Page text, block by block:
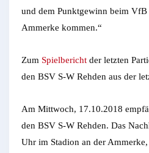
und dem Punktgewinn beim
Ammerke kommen.“
Zum Spielbericht der letzten
den BSV S-W Rehden aus der
Am Mittwoch, 17.10.2018
den BSV S-W Rehden. Das
Uhr im Stadion an der